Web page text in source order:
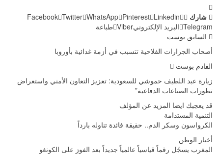
شارك Facebook Twitter WhatsApp Pinterest Linkedin
Telegram البريد الإلكترونيViber طباعة
السابق بوست
أصحاب الجرارات الفلاحية تتسبب في أزمة غدائية بأوروبا
القادم بوست
زيارة عبد اللطيف حموشي للسعودية: تعزيز التعاون الأمني واستعراض
تطورات الصناعات الدفاعية”
قد يعجبك ايضا المزيد عن المؤلف
التنمية المستدامة
الكرواسون وسكر الدم.. حقيقة فائدة تناوله بارداً
أخبار الوطن
المغرب يسجّل رقماً قياسياً عالمياً جديداً بعد الفوز على الكونغو